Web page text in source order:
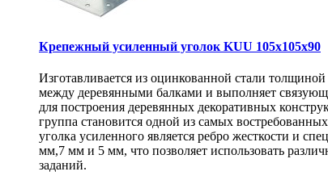
Крепежный усиленный уголок KUU 105х105х90
Изготавливается из оцинкованной стали
между деревянными балками и выполняет
для построения деревянных декоративных
группа становится одной из самых
уголка усиленного является ребро жесткости и
мм,7 мм и 5 мм, что позволяет использовать
заданий.